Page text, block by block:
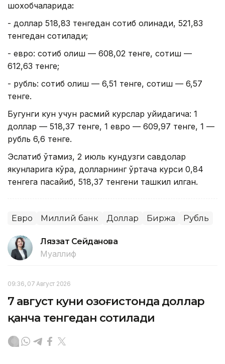
шохобчаларида:
- доллар 518,83 тенгедан сотиб олинади, 521,83
тенгедан сотилади;
- евро: сотиб олиш — 608,02 тенге, сотиш —
612,63 тенге;
- рубль: сотиб олиш — 6,51 тенге, сотиш — 6,57
тенге.
Бугунги кун учун расмий курслар қуйидагича: 1
доллар — 518,37 тенге, 1 евро — 609,97 тенге, 1 —
рубль 6,6 тенге.
Эслатиб ўтамиз, 2 июль кундузги савдолар
якунларига кўра, долларнинг ўртача курси 0,84
тенгега пасайиб, 518,37 тенгени ташкил қилган.
Евро Миллий банк Доллар Биржа Рубль
Ляззат Сейданова
Муаллиф
09:36, 07 Август 2026
7 август куни Қозоғистонда доллар
қанча тенгедан сотилади